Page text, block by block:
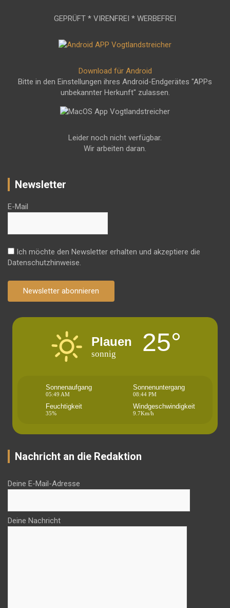
GEPRÜFT * VIRENFREI * WERBEFREI
Download für Android
Bitte in den Einstellungen ihres Android-Endgerätes "APPs
unbekannter Herkunft" zulassen.
Leider noch nicht verfügbar.
Wir arbeiten daran.
Newsletter
E-Mail
Ich möchte den Newsletter erhalten und akzeptiere die
Datenschutzhinweise.
Newsletter abonnieren
Plauen
sonnig 25°
Sonnenaufgang
05:49 AM
Sonnenuntergang
08:44 PM
Feuchtigkeit
35%
Windgeschwindigkeit
9.7Km/h
Nachricht an die Redaktion
Deine E-Mail-Adresse
Deine Nachricht